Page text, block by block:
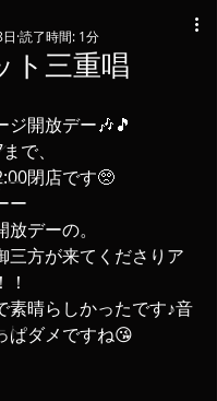
ー
ト
ト三重唱
読了時間: 1分
ジ開放デー🎶🎵
で、
閉店です🥺
ー
デーの。
三方が来てくださりア
素晴らしかったです♪音
ぱダメですね😘